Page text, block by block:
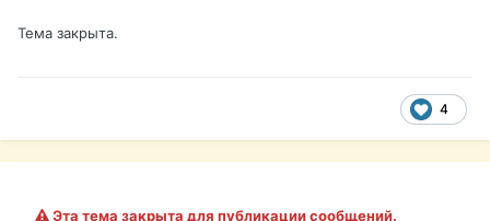
Тема закрыта.
4
Эта тема закрыта для публикации сообщений.